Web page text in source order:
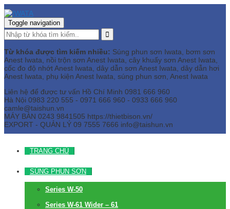
Toggle navigation
Từ khóa được tìm kiếm nhiều: Súng phun sơn Iwata, bơm sơn
Anest Iwata, nồi trộn sơn Anest Iwata, cây khuấy sơn Anest Iwata,
cốc đo độ nhớt Anest Iwata, dây dẫn sơn Anest Iwata, dây dẫn hơi
Anest Iwata, phụ kiện Anest Iwata, súng phun sơn, Anest Iwata
Liên hệ để được tư vấn Hồ Chí Minh 0981 666 960
Hà Nội 0983 220 555 - 0971 666 960 - 0933 666 960
camle@taishun.vn
MÁY BÀN 0243 9841505 https://thietbison.vn/
EXPORT - QUẢN LÝ 09 7555 7666 info@taishun.vn
TRANG CHỦ
SÚNG PHUN SƠN
Series W-50
Series W-61 Wider – 61